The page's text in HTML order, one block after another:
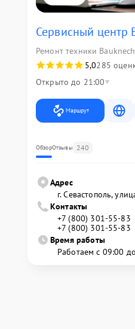
Сервисный центр
Ремонт техники
5,0285
Открыто до 21:00
Маршрут
ОбзорОтзывы 240
Адрес
г. Севастополь,
Контакты
+7 (800) 301-55-83
+7 (800) 301-55-83
Время работы
Работаем с 09:00